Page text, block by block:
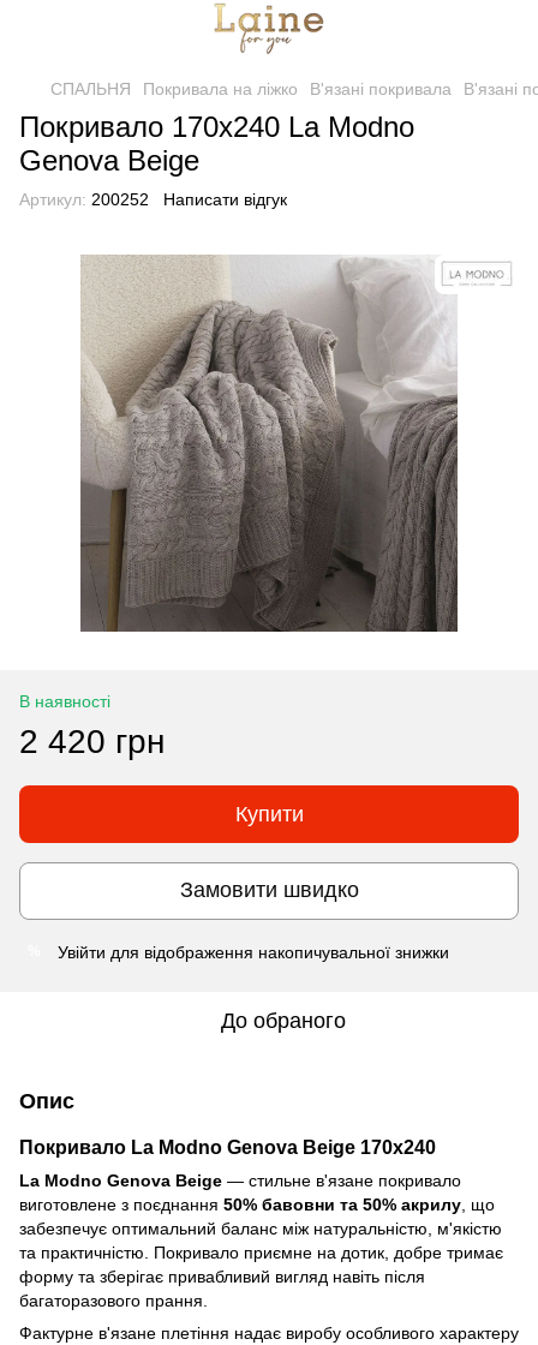
СПАЛЬНЯ Покривала на ліжко В'язані покривала В'язані
Покривало 170x240 La Modno
Genova Beige
Артикул: 200252 Написати відгук
В наявності
2 420 грн
Купити
Замовити швидко
Увійти для відображення накопичувальної знижки
До обраного
Опис
Покривало La Modno Genova Beige 170x240
La Modno Genova Beige — стильне в'язане покривало
виготовлене з поєднання 50% бавовни та 50% акрилу , що
забезпечує оптимальний баланс між натуральністю, м'якістю
та практичністю. Покривало приємне на дотик, добре тримає
форму та зберігає привабливий вигляд навіть після
багаторазового прання.
Фактурне в'язане плетіння надає виробу особливого характеру